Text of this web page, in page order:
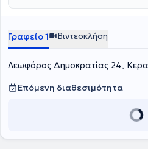
Γραφείο 1 Βιντεοκλήση
Λεωφόρος Δημοκρατίας 24,
Επόμενη διαθεσιμότητα